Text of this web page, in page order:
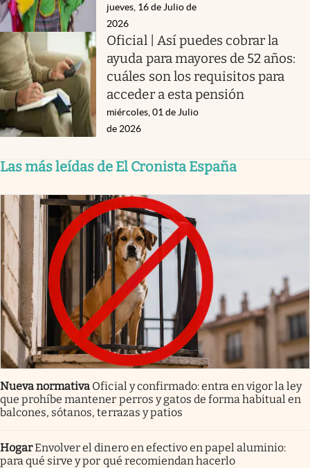
jueves, 16 de Julio de
2026
Oficial | Así puedes cobrar la
ayuda para mayores de 52 años:
cuáles son los requisitos para
acceder a esta pensión
miércoles, 01 de Julio
de 2026
Las más leídas de El Cronista España
Nueva normativa Oficial y confirmado: entra en vigor la ley
que prohíbe mantener perros y gatos de forma habitual en
balcones, sótanos, terrazas y patios
HogarEnvolver el dinero en efectivo en papel aluminio:
para qué sirve y por qué recomiendan hacerlo